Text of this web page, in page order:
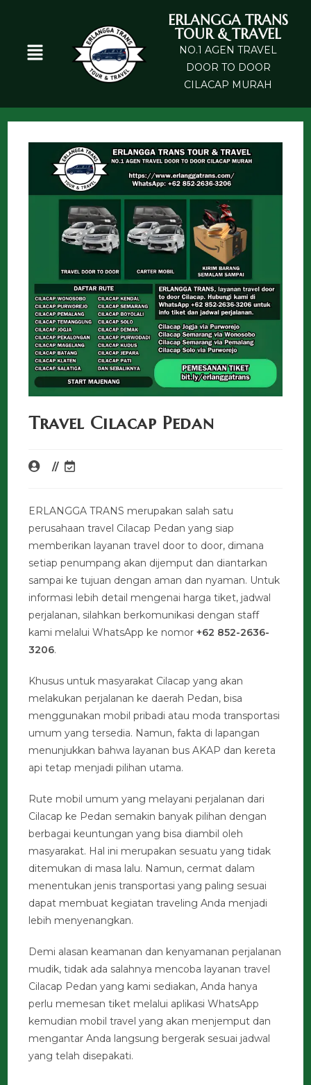
ERLANGGA TRANS
TOUR & TRAVEL
NO.1 AGEN TRAVEL
DOOR TO DOOR
CILACAP MURAH
Travel Cilacap Pedan
ERLANGGA TRANS merupakan salah satu
perusahaan travel Cilacap Pedan yang siap
memberikan layanan travel door to door, dimana
setiap penumpang akan dijemput dan diantarkan
sampai ke tujuan dengan aman dan nyaman. Untuk
informasi lebih detail mengenai harga tiket, jadwal
perjalanan, silahkan berkomunikasi dengan staff
kami melalui WhatsApp ke nomor+62 852-2636-
3206.
Khusus untuk masyarakat Cilacap yang akan
melakukan perjalanan ke daerah Pedan, bisa
menggunakan mobil pribadi atau moda transportasi
umum yang tersedia. Namun, fakta di lapangan
menunjukkan bahwa layanan bus AKAP dan kereta
api tetap menjadi pilihan utama.
Rute mobil umum yang melayani perjalanan dari
Cilacap ke Pedan semakin banyak pilihan dengan
berbagai keuntungan yang bisa diambil oleh
masyarakat. Hal ini merupakan sesuatu yang tidak
ditemukan di masa lalu. Namun, cermat dalam
menentukan jenis transportasi yang paling sesuai
dapat membuat kegiatan traveling Anda menjadi
lebih menyenangkan.
Demi alasan keamanan dan kenyamanan perjalanan
mudik, tidak ada salahnya mencoba layanan travel
Cilacap Pedan yang kami sediakan, Anda hanya
perlu memesan tiket melalui aplikasi WhatsApp
kemudian mobil travel yang akan menjemput dan
mengantar Anda langsung bergerak sesuai jadwal
yang telah disepakati.